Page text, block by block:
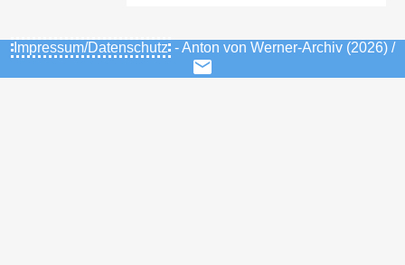
Impressum/Datenschutz - Anton von Werner-Archiv (2026) /